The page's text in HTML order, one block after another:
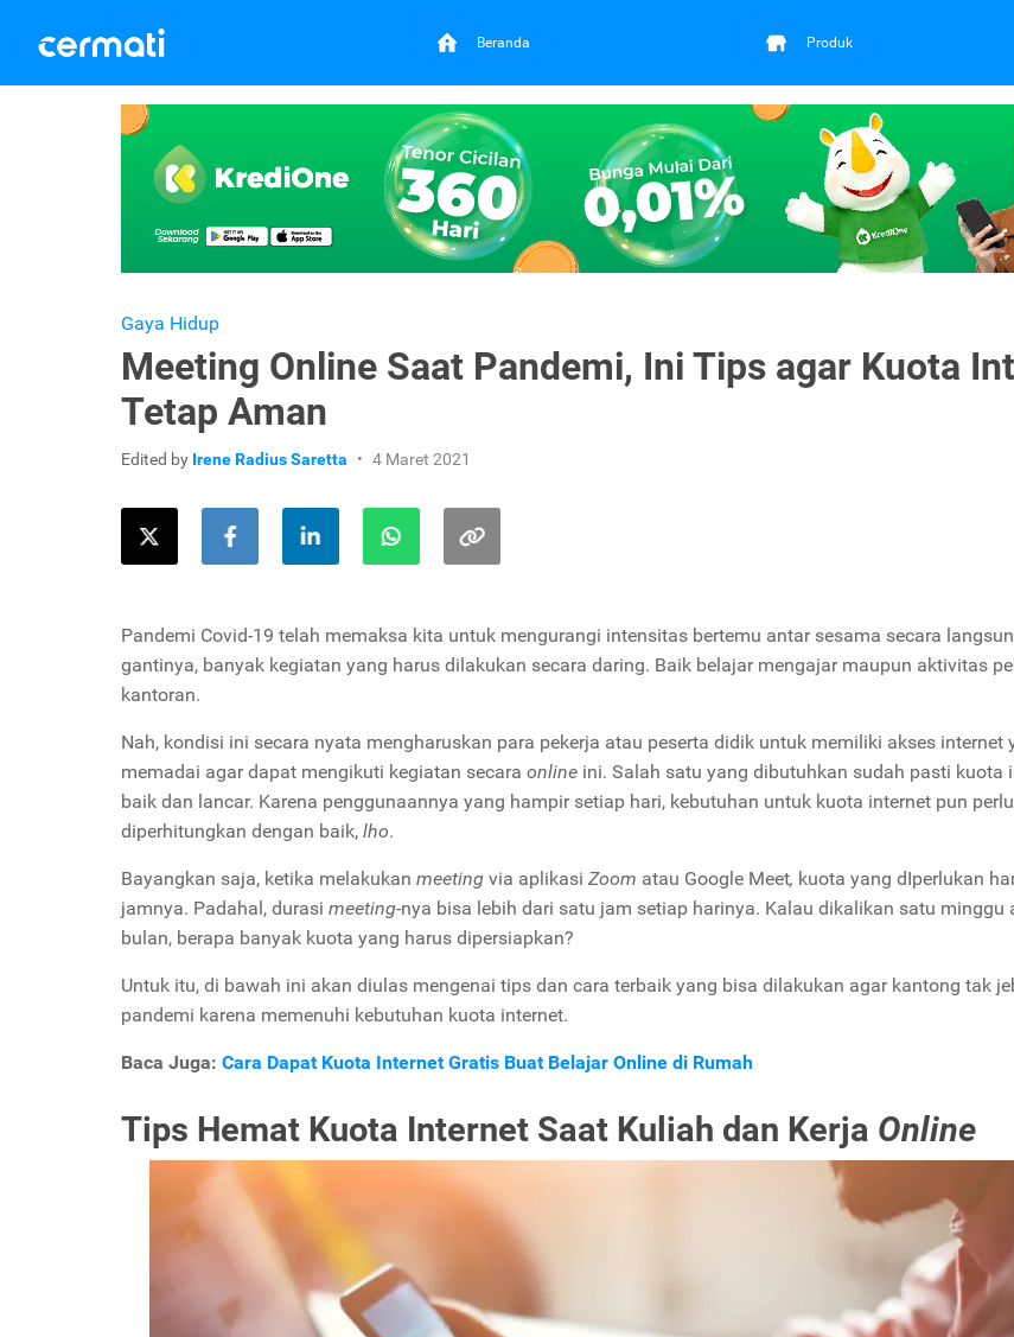
Beranda Produk
Gaya Hidup
Meeting Online Saat Pandemi, Ini Tips agar Kuota
Tetap Aman
Edited by Irene Radius Saretta 4 Maret 2021
Pandemi Covid-19 telah memaksa kita untuk mengurangi intensitas bertemu antar sesama secara
gantinya, banyak kegiatan yang harus dilakukan secara daring. Baik belajar mengajar maupun aktivitas
kantoran.
Nah, kondisi ini secara nyata mengharuskan para pekerja atau peserta didik untuk memiliki akses internet
memadai agar dapat mengikuti kegiatan secara online ini. Salah satu yang dibutuhkan sudah pasti kuota
baik dan lancar. Karena penggunaannya yang hampir setiap hari, kebutuhan untuk kuota internet pun perlu
diperhitungkan dengan baik, lho.
Bayangkan saja, ketika melakukan meeting via aplikasi Zoom atau Google Meet, kuota yang dIperlukan
jamnya. Padahal, durasi meeting-nya bisa lebih dari satu jam setiap harinya. Kalau dikalikan satu minggu
bulan, berapa banyak kuota yang harus dipersiapkan?
Untuk itu, di bawah ini akan diulas mengenai tips dan cara terbaik yang bisa dilakukan agar kantong tak
pandemi karena memenuhi kebutuhan kuota internet.
Baca Juga: Cara Dapat Kuota Internet Gratis Buat Belajar Online di Rumah
Tips Hemat Kuota Internet Saat Kuliah dan Kerja Online